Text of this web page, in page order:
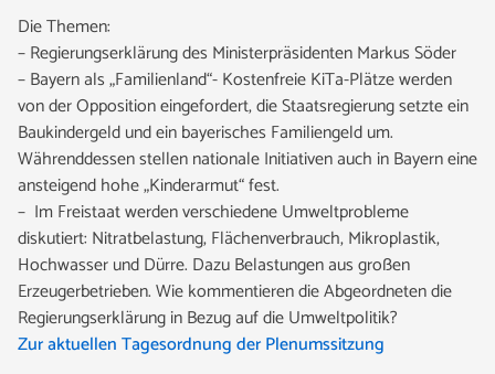
Die Themen:
– Regierungserklärung des Ministerpräsidenten Markus Söder
– Bayern als „Familienland“- Kostenfreie KiTa-Plätze werden
von der Opposition eingefordert, die Staatsregierung setzte ein
Baukindergeld und ein bayerisches Familiengeld um.
Währenddessen stellen nationale Initiativen auch in Bayern eine
ansteigend hohe „Kinderarmut“ fest.
– Im Freistaat werden verschiedene Umweltprobleme
diskutiert: Nitratbelastung, Flächenverbrauch, Mikroplastik,
Hochwasser und Dürre. Dazu Belastungen aus großen
Erzeugerbetrieben. Wie kommentieren die Abgeordneten die
Regierungserklärung in Bezug auf die Umweltpolitik?
Zur aktuellen Tagesordnung der Plenumssitzung